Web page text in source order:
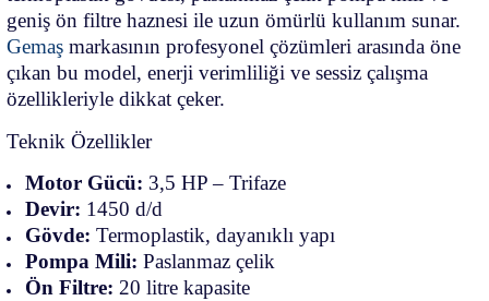
geniş ön filtre haznesi ile uzun ömürlü kullanım sunar.
Gemaş markasının profesyonel çözümleri arasında öne
çıkan bu model, enerji verimliliği ve sessiz çalışma
özellikleriyle dikkat çeker.
Teknik Özellikler
Motor Gücü: 3,5 HP – Trifaze
Devir: 1450 d/d
Gövde: Termoplastik, dayanıklı yapı
Pompa Mili: Paslanmaz çelik
Ön Filtre: 20 litre kapasite